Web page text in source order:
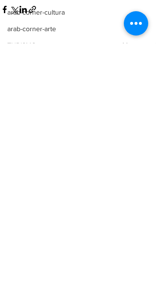
arab-corner-cultura
arab-corner-arte
TURISMO
Post recenti Mostra tutti